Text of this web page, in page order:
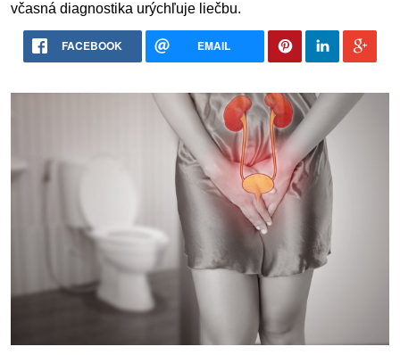
včasná diagnostika urýchľuje liečbu.
FACEBOOK EMAIL